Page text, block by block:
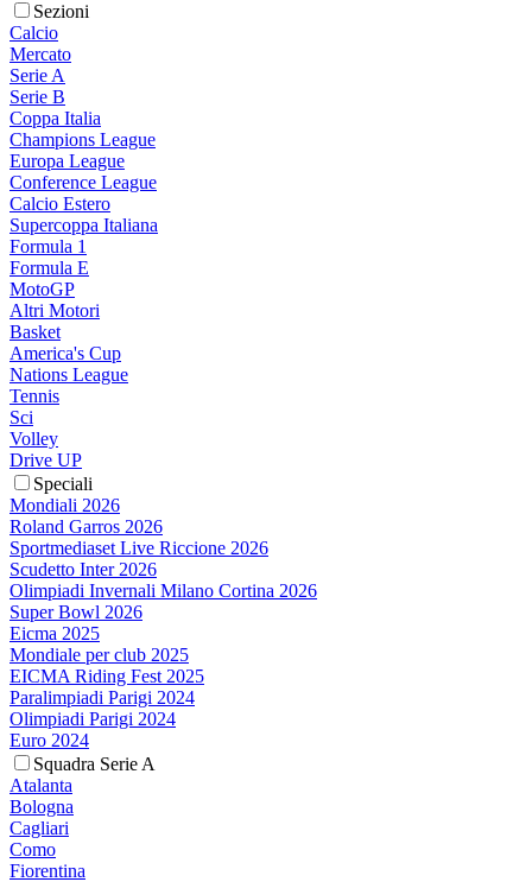
Sezioni
Calcio
Mercato
Serie A
Serie B
Coppa Italia
Champions League
Europa League
Conference League
Calcio Estero
Supercoppa Italiana
Formula 1
Formula E
MotoGP
Altri Motori
Basket
America's Cup
Nations League
Tennis
Sci
Volley
Drive UP
Speciali
Mondiali 2026
Roland Garros 2026
Sportmediaset Live Riccione 2026
Scudetto Inter 2026
Olimpiadi Invernali Milano Cortina 2026
Super Bowl 2026
Eicma 2025
Mondiale per club 2025
EICMA Riding Fest 2025
Paralimpiadi Parigi 2024
Olimpiadi Parigi 2024
Euro 2024
Squadra Serie A
Atalanta
Bologna
Cagliari
Como
Fiorentina